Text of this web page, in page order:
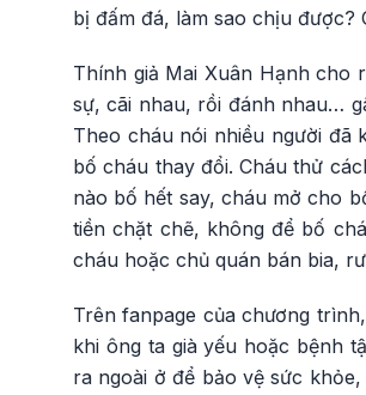
bị đấm đá, làm sao chịu
Thính giả Mai Xuân Hạnh cho
sự, cãi nhau, rồi đánh nhau…
Theo cháu nói nhiều người đã
bố cháu thay đổi. Cháu thử
nào bố hết say, cháu mở cho
tiền chặt chẽ, không để bố
cháu hoặc chủ quán bán bia,
Trên fanpage của chương
khi ông ta già yếu hoặc bệnh
ra ngoài ở để bảo vệ sức